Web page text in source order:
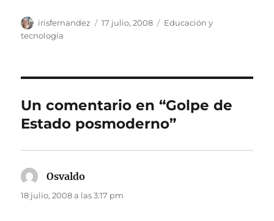
Autor
irisfernandez
Publicado
17 julio, 2008 Categorías
Educación y
tecnología
Un comentario en “Golpe de
Estado posmoderno”
Osvaldo
18 julio, 2008 a las 3:17 pm